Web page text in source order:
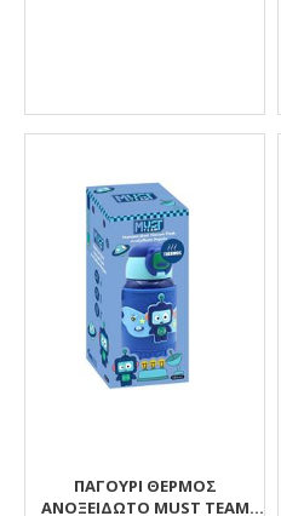
ΠΑΓΟΎΡΙ ΘΕΡΜΌΣ
ΑΝΟΞΕΊΔΩΤΟ MUST TEAM